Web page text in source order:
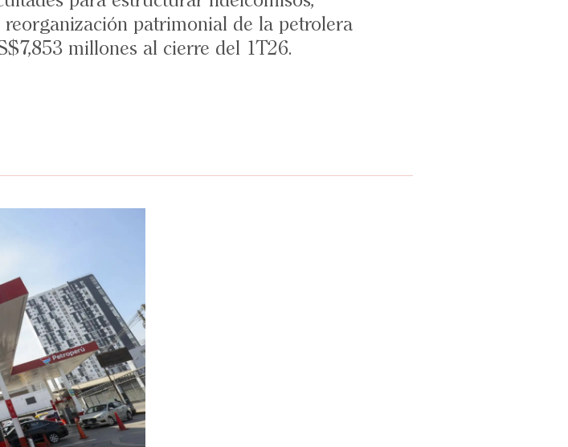
patrimonial de la petrolera
7,853 millones al cierre del 1T26.